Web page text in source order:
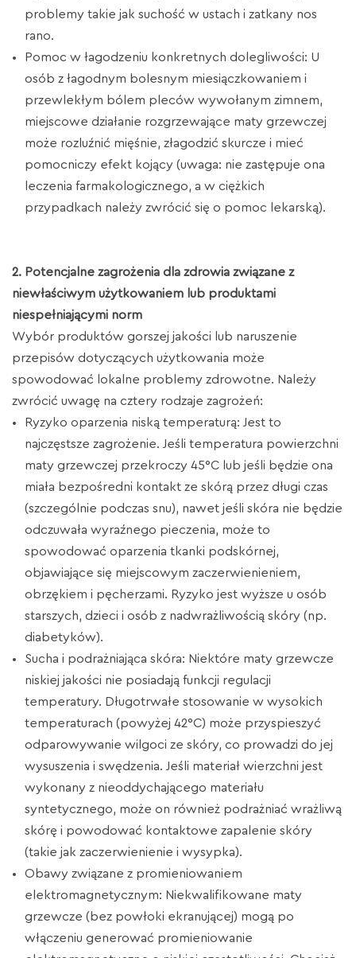
problemy takie jak suchość w ustach i zatkany nos
rano.
Pomoc w łagodzeniu konkretnych dolegliwości: U
osób z łagodnym bolesnym miesiączkowaniem i
przewlekłym bólem pleców wywołanym zimnem,
miejscowe działanie rozgrzewające maty grzewczej
może rozluźnić mięśnie, złagodzić skurcze i mieć
pomocniczy efekt kojący (uwaga: nie zastępuje ona
leczenia farmakologicznego, a w ciężkich
przypadkach należy zwrócić się o pomoc lekarską).
2. Potencjalne zagrożenia dla zdrowia związane z
niewłaściwym użytkowaniem lub produktami
niespełniającymi norm
Wybór produktów gorszej jakości lub naruszenie
przepisów dotyczących użytkowania może
spowodować lokalne problemy zdrowotne. Należy
zwrócić uwagę na cztery rodzaje zagrożeń:
Ryzyko oparzenia niską temperaturą: Jest to
najczęstsze zagrożenie. Jeśli temperatura powierzchni
maty grzewczej przekroczy 45°C lub jeśli będzie ona
miała bezpośredni kontakt ze skórą przez długi czas
(szczególnie podczas snu), nawet jeśli skóra nie będzie
odczuwała wyraźnego pieczenia, może to
spowodować oparzenia tkanki podskórnej,
objawiające się miejscowym zaczerwienieniem,
obrzękiem i pęcherzami. Ryzyko jest wyższe u osób
starszych, dzieci i osób z nadwrażliwością skóry (np.
diabetyków).
Sucha i podrażniająca skóra: Niektóre maty grzewcze
niskiej jakości nie posiadają funkcji regulacji
temperatury. Długotrwałe stosowanie w wysokich
temperaturach (powyżej 42°C) może przyspieszyć
odparowywanie wilgoci ze skóry, co prowadzi do jej
wysuszenia i swędzenia. Jeśli materiał wierzchni jest
wykonany z nieoddychającego materiału
syntetycznego, może on również podrażniać wrażliwą
skórę i powodować kontaktowe zapalenie skóry
(takie jak zaczerwienienie i wysypka).
Obawy związane z promieniowaniem
elektromagnetycznym: Niekwalifikowane maty
grzewcze (bez powłoki ekranującej) mogą po
włączeniu generować promieniowanie